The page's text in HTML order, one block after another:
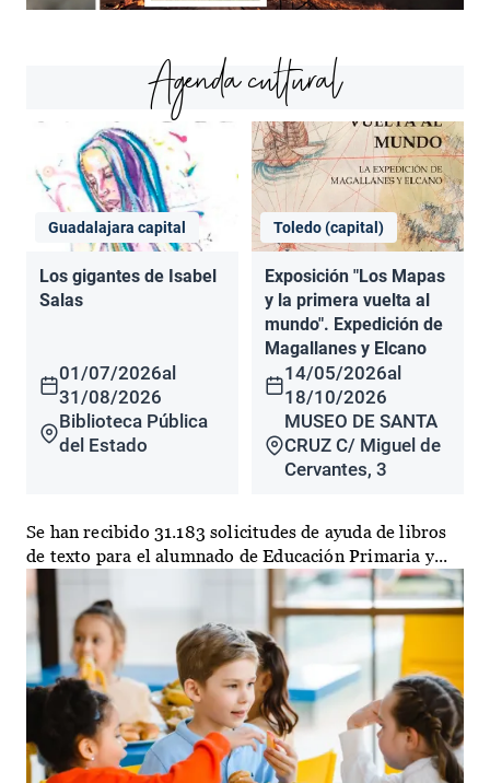
Agenda cultural
Guadalajara capital
Los gigantes de Isabel
Salas
01/07/2026al
31/08/2026
Biblioteca Pública
del Estado
Toledo (capital)
Exposición "Los Mapas
y la primera vuelta al
mundo". Expedición de
Magallanes y Elcano
14/05/2026al
18/10/2026
MUSEO DE SANTA
CRUZ C/ Miguel de
Cervantes, 3
Se han recibido 31.183 solicitudes de ayuda de libros
de texto para el alumnado de Educación Primaria y...